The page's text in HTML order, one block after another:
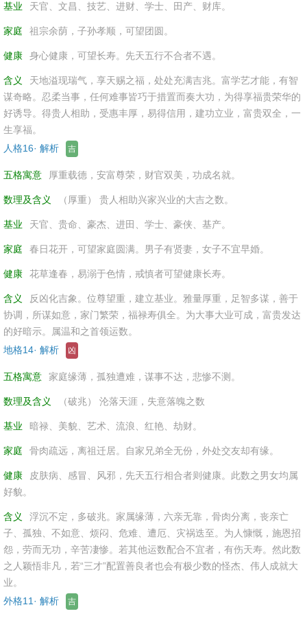
基业 天官、文昌、技艺、进财、学士、田产、财库。
家庭 祖宗余荫，子孙孝顺，可望团圆。
健康 身心健康，可望长寿。先天五行不合者不遇。
含义
天地溢现瑞气，享天赐之福，处处充满吉兆。富学艺才能，有智
谋奇略。忍柔当事，任何难事皆巧于措置而奏大功，为得享福贵荣华的
好诱导。得贵人相助，受惠丰厚，易得信用，建功立业，富贵双全，一
生享福。
人格16· 解析
吉
五格寓意 厚重载德，安富尊荣，财官双美，功成名就。
数理及含义 （厚重） 贵人相助兴家兴业的大吉之数。
基业 天官、贵命、豪杰、进田、学士、豪侠、基产。
家庭 春日花开，可望家庭圆满。男子有贤妻，女子不宜早婚。
健康 花草逢春，易溺于色情，戒慎者可望健康长寿。
含义
反凶化吉象。位尊望重，建立基业。雅量厚重，足智多谋，善于
协调，所谋如意，家门繁荣，福禄寿俱全。为大事大业可成，富贵发达
的好暗示。属温和之首领运数。
地格14· 解析
凶
五格寓意 家庭缘薄，孤独遭难，谋事不达，悲惨不测。
数理及含义 （破兆） 沦落天涯，失意落魄之数
基业 暗禄、美貌、艺术、流浪、红艳、劫财。
家庭 骨肉疏远，离祖迁居。自家兄弟全无份，外处交友却有缘。
健康
皮肤病、感冒、风邪，先天五行相合者则健康。此数之男女均属
好貌。
含义
浮沉不定，多破兆。家属缘薄，六亲无靠，骨肉分离，丧亲亡
子、孤独、不如意、烦闷、危难、遭厄、灾祸迭至。为人慷慨，施恩招
怨，劳而无功，辛苦凄惨。若其他运数配合不宜者，有伤天寿。然此数
之人颖悟非凡，若“三才”配置善良者也会有极少数的怪杰、伟人成就大
业。
外格11· 解析
吉